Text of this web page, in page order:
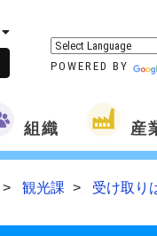
POWERED BY
組織 産
観光課 受け取り